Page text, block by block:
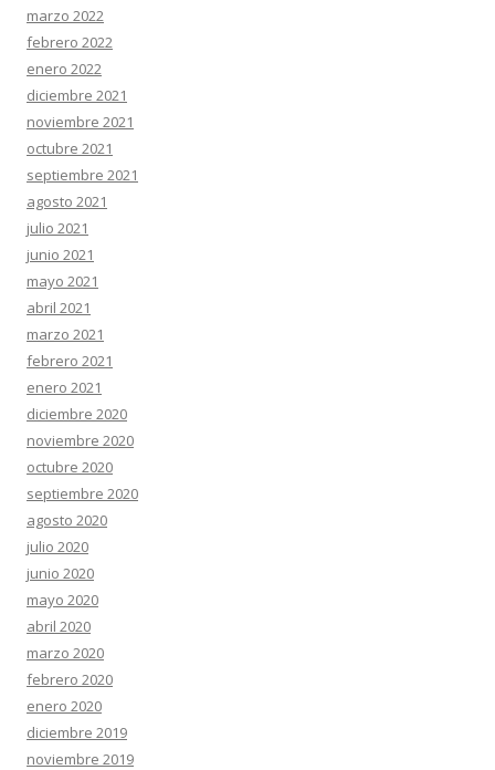
marzo 2022
febrero 2022
enero 2022
diciembre 2021
noviembre 2021
octubre 2021
septiembre 2021
agosto 2021
julio 2021
junio 2021
mayo 2021
abril 2021
marzo 2021
febrero 2021
enero 2021
diciembre 2020
noviembre 2020
octubre 2020
septiembre 2020
agosto 2020
julio 2020
junio 2020
mayo 2020
abril 2020
marzo 2020
febrero 2020
enero 2020
diciembre 2019
noviembre 2019